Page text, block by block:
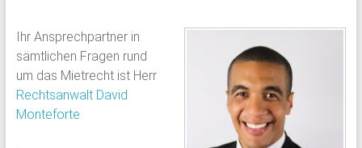
Ihr Ansprechpartner in
sämtlichen Fragen rund
um das Mietrecht ist Herr
Rechtsanwalt David
Monteforte